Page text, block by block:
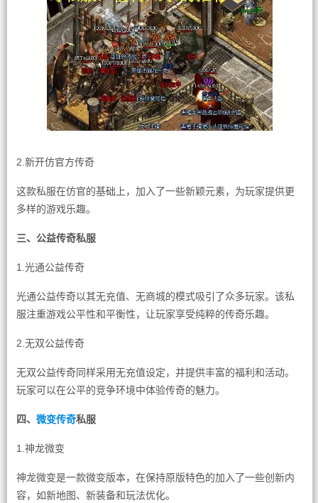
2.新开仿官方传奇
这款私服在仿官的基础上，加入了一些新颖元素，为玩家提供更
多样的游戏乐趣。
三、公益传奇私服
1.光通公益传奇
光通公益传奇以其无充值、无商城的模式吸引了众多玩家。该私
服注重游戏公平性和平衡性，让玩家享受纯粹的传奇乐趣。
2.无双公益传奇
无双公益传奇同样采用无充值设定，并提供丰富的福利和活动。
玩家可以在公平的竞争环境中体验传奇的魅力。
四、 微变传奇私服
1.神龙微变
神龙微变是一款微变版本，在保持原版特色的加入了一些创新内
容，如新地图、新装备和玩法优化。